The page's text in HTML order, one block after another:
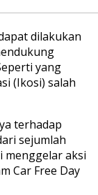
dilakukan
yang
(Ikosi) salah
terhadap
sejumlah
menggelar aksi
Car Free Day